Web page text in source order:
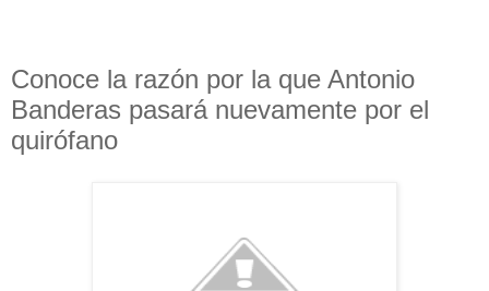
Conoce la razón por la que Antonio
Banderas pasará nuevamente por el
quirófano